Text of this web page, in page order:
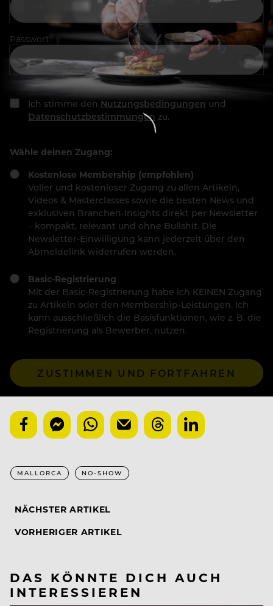
Passwort
Ich stimme den Nutzungsbedingungen und
Datenschutzbestimmungen zu.
Wähle deinen Zugang:
Kostenlose Membership (empfohlen)
Voller und kostenloser Zugang zu allen Artikeln,
Videos & Masterclasses sowie die besten News und
exklusiven Branchen-Insights direkt per Newsletter
– kompakt, relevant und ohne Bullshit. Die
Newsletter-Einwilligung kann jederzeit über den
Abmeldelink widerrufen werden.
Basic-Registrierung
Mit der Basic-Registrierung habe ich KEINEN Zugang
zu Artikeln oder den Membership-Leistungen. Ich
kann ausschließlich die Basisfunktionen, wie z. B. die
Registrierung als Bewerber, nutzen.
ZUSTIMMEN UND FORTFAHREN
MALLORCA NO-SHOW
NÄCHSTER ARTIKEL
VORHERIGER ARTIKEL
DAS KÖNNTE DICH AUCH
INTERESSIEREN